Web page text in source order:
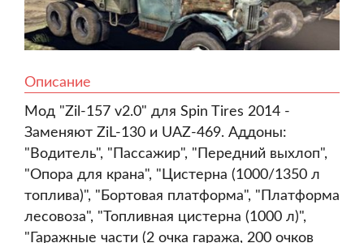
Описание
Мод "Zil-157 v2.0" для Spin Tires 2014 -
Заменяют ZiL-130 и UAZ-469. Аддоны:
"Водитель", "Пассажир", "Передний выхлоп",
"Опора для крана", "Цистерна (1000/1350 л
топлива)", "Бортовая платформа", "Платформа
лесовоза", "Топливная цистерна (1000 л)",
"Гаражные части (2 очка гаража, 200 очков